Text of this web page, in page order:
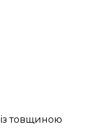
із товщиною